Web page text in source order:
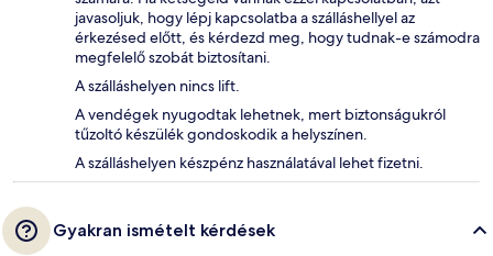
javasoljuk, hogy lépj kapcsolatba a szálláshellyel az
érkezésed előtt, és kérdezd meg, hogy tudnak-e számodra
megfelelő szobát biztosítani.
A szálláshelyen nincs lift.
A vendégek nyugodtak lehetnek, mert biztonságukról
tűzoltó készülék gondoskodik a helyszínen.
A szálláshelyen készpénz használatával lehet fizetni.
Gyakran ismételt kérdések